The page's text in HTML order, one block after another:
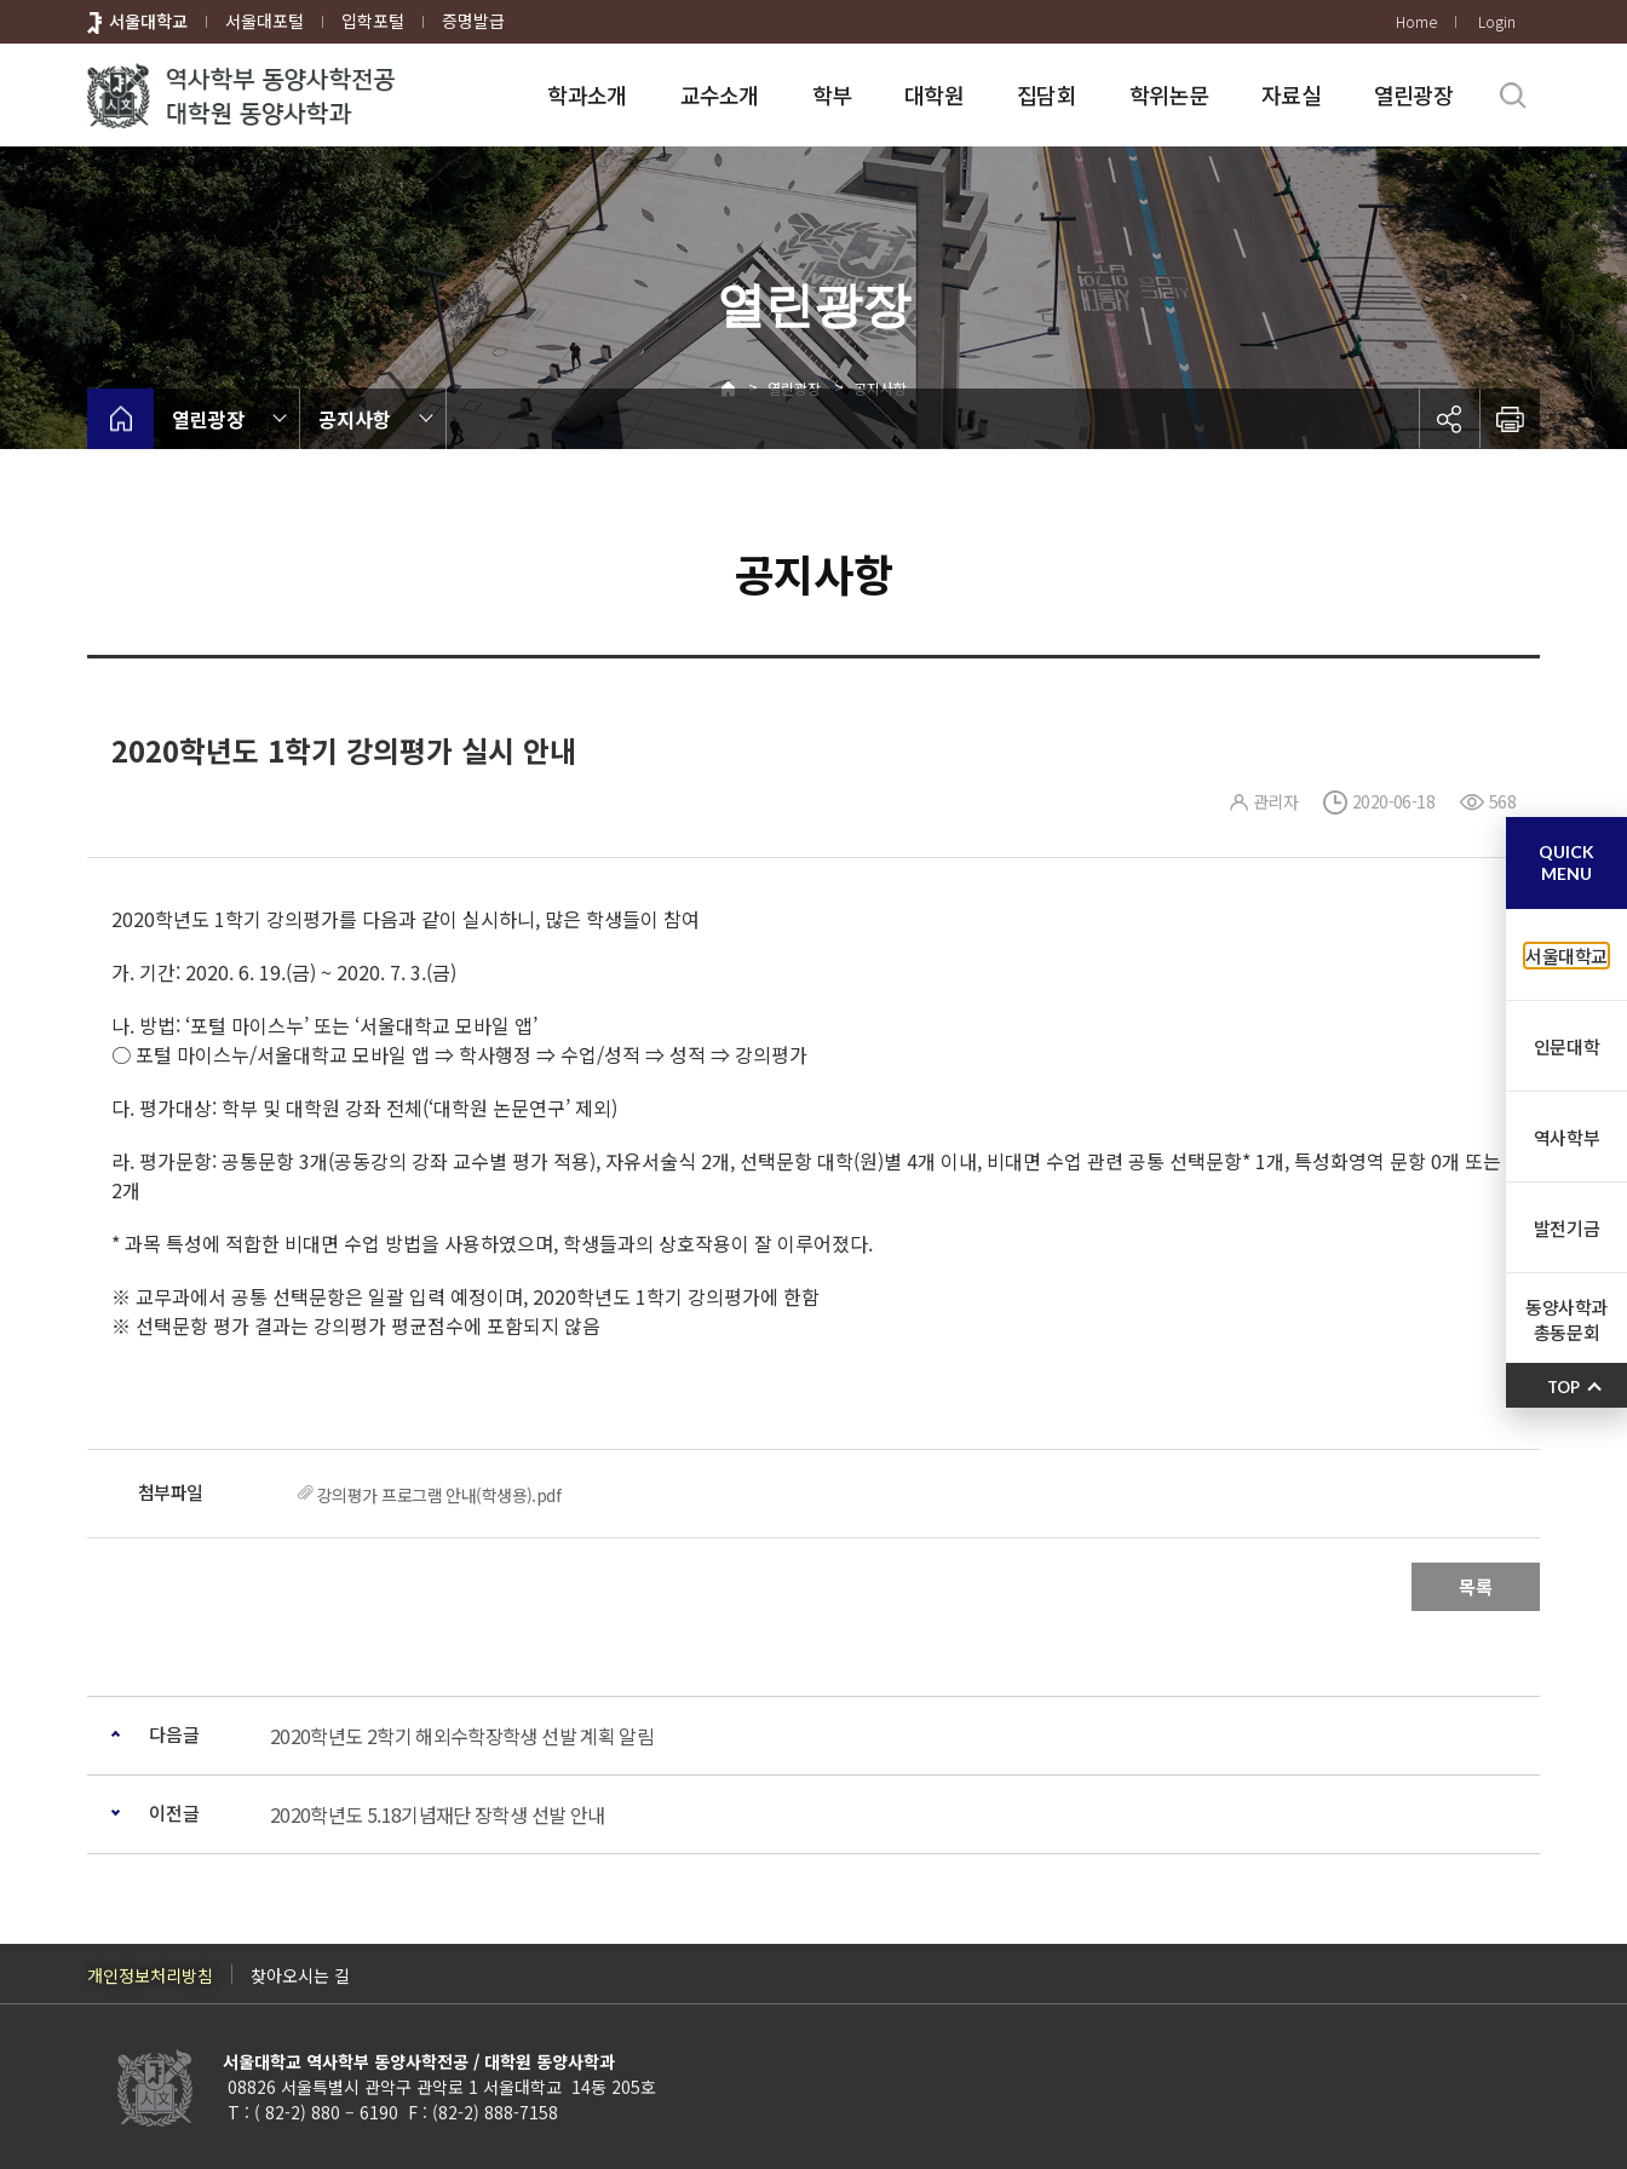
로
뉴
서울대학교 서울대포털 입학포털 증명발급 Home Login
학과소개 교수소개 학부 대학원 집담회 학위논문 자료실 열린광장
열린광장
> 열린광장 > 공지사항
열린광장 공지사항
공지사항
2020학년도 1학기 강의평가 실시 안내
관리자 2020-06-18 568
2020학년도 1학기 강의평가를 다음과 같이 실시하니, 많은 학생들이 참여
가. 기간: 2020. 6. 19.(금) ~ 2020. 7. 3.(금)
나. 방법: ‘포털 마이스누’ 또는 ‘서울대학교 모바일 앱’
○ 포털 마이스누/서울대학교 모바일 앱 ⇒ 학사행정 ⇒ 수업/성적 ⇒ 성적 ⇒ 강의평가
다. 평가대상: 학부 및 대학원 강좌 전체(‘대학원 논문연구’ 제외)
라. 평가문항: 공통문항 3개(공동강의 강좌 교수별 평가 적용), 자유서술식 2개, 선택문항 대학(원)별 4개 이내, 비대면 수업 관련 공통 선택문항* 1개, 특성화영역 문항 0개 또는
2개
* 과목 특성에 적합한 비대면 수업 방법을 사용하였으며, 학생들과의 상호작용이 잘 이루어졌다.
※ 교무과에서 공통 선택문항은 일괄 입력 예정이며, 2020학년도 1학기 강의평가에 한함
※ 선택문항 평가 결과는 강의평가 평균점수에 포함되지 않음
강의평가 프로그램 안내(학생용).pdf
목록
다음글 2020학년도 2학기 해외수학장학생 선발 계획 알림
이전글 2020학년도 5.18기념재단 장학생 선발 안내
개인정보처리방침 찾아오시는 길
서울대학교 역사학부 동양사학전공 / 대학원 동양사학과
08826 서울특별시 관악구 관악로 1 서울대학교 14동 205호
T : ( 82-2) 880 – 6190 F : (82-2) 888-7158
QUICK
MENU
서울대학교
인문대학
역사학부
발전기금
동양사학과
총동문회
TOP